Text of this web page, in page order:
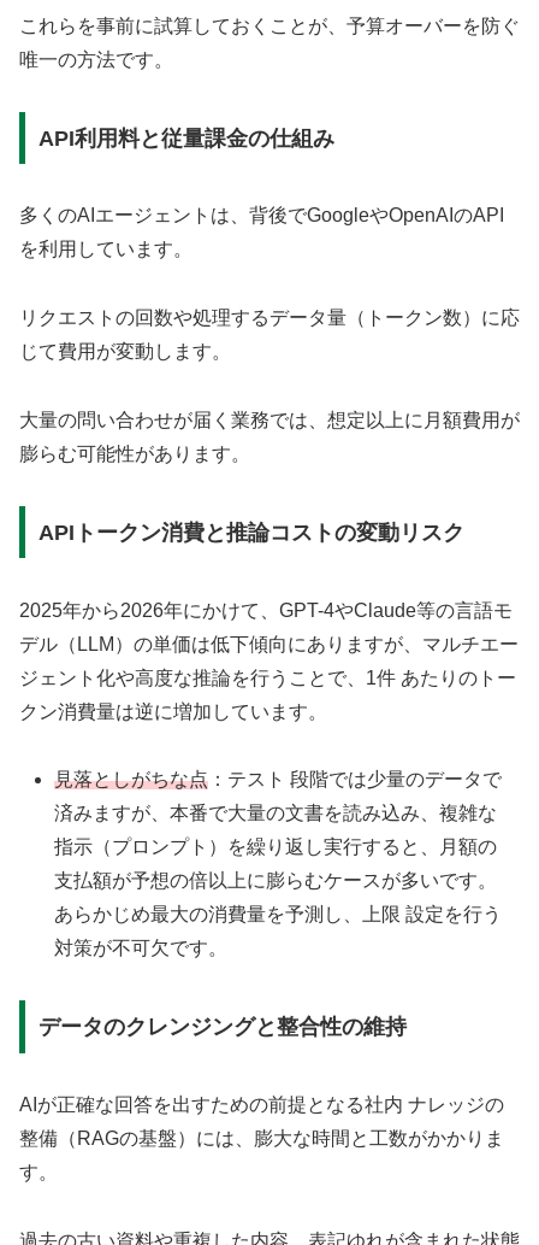
これらを事前に試算しておくことが、予算オーバーを防ぐ
唯一の方法です。
API利用料と従量課金の仕組み
多くのAIエージェントは、背後でGoogleやOpenAIのAPI
を利用しています。
リクエストの回数や処理するデータ量（トークン数）に応
じて費用が変動します。
大量の問い合わせが届く業務では、想定以上に月額費用が
膨らむ可能性があります。
APIトークン消費と推論コストの変動リスク
2025年から2026年にかけて、GPT-4やClaude等の言語モ
デル（LLM）の単価は低下傾向にありますが、マルチエー
ジェント化や高度な推論を行うことで、1件 あたりのトー
クン消費量は逆に増加しています。
見落としがちな点 ：テスト 段階では少量のデータで
済みますが、本番で大量の文書を読み込み、複雑な
指示（プロンプト）を繰り返し実行すると、月額の
支払額が予想の倍以上に膨らむケースが多いです。
あらかじめ最大の消費量を予測し、上限 設定を行う
対策が不可欠です。
データのクレンジングと整合性の維持
AIが正確な回答を出すための前提となる社内 ナレッジの
整備（RAGの基盤）には、膨大な時間と工数がかかりま
す。
過去の古い資料や重複した内容、表記ゆれが含まれた状態